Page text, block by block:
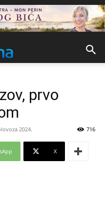
prvo
2024. 716
X